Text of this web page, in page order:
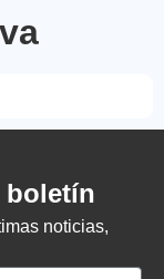
boletín
noticias,